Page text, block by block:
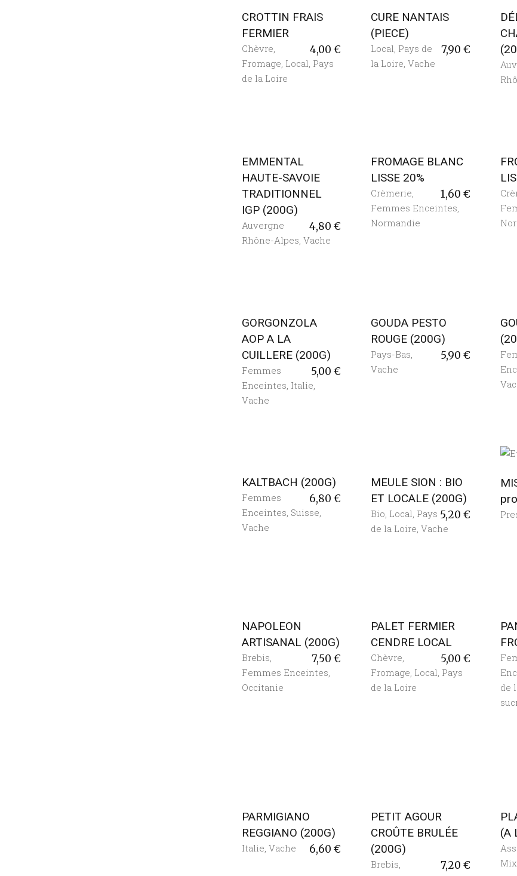
CROTTIN FRAIS
FERMIER
4,00€
Chèvre
Fromage Local Pays
de la Loire
CURE NANTAIS
(PIECE)
7,90€
Local Pays de
la Loire ,Vache
EMMENTAL
HAUTE-SAVOIE
TRADITIONNEL
IGP (200G)
4,80€
Auvergne
Rhône-Alpes, Vache
FROMAGE BLANC
LISSE 20%
1,60€
Crèmerie,
Femmes Enceintes,
Normandie
GORGONZOLA
AOP A LA
CUILLERE (200G)
5,00€
Femmes
Enceintes Italie
Vache
GOUDA PESTO
ROUGE (200G)
5,90€
Pays-Bas
Vache
KALTBACH (200G)
6,80€
Femmes
Enceintes, Suisse,
Vache
MEULE SION : BIO
ET LOCALE (200G)
5,20€
Bio, Local, Pays
de la Loire,Vache
NAPOLEON
ARTISANAL (200G)
7,50€
Brebis
Femmes Enceintes
Occitanie
PALET FERMIER
CENDRE LOCAL
5,00€
Chèvre
Fromage Local Pays
de la Loire
de
PARMIGIANO
REGGIANO (200G)
6,60€
Italie, Vache
PETIT AGOUR
CROÛTE BRULÉE
(200G)
7,20€
Brebis,
(A